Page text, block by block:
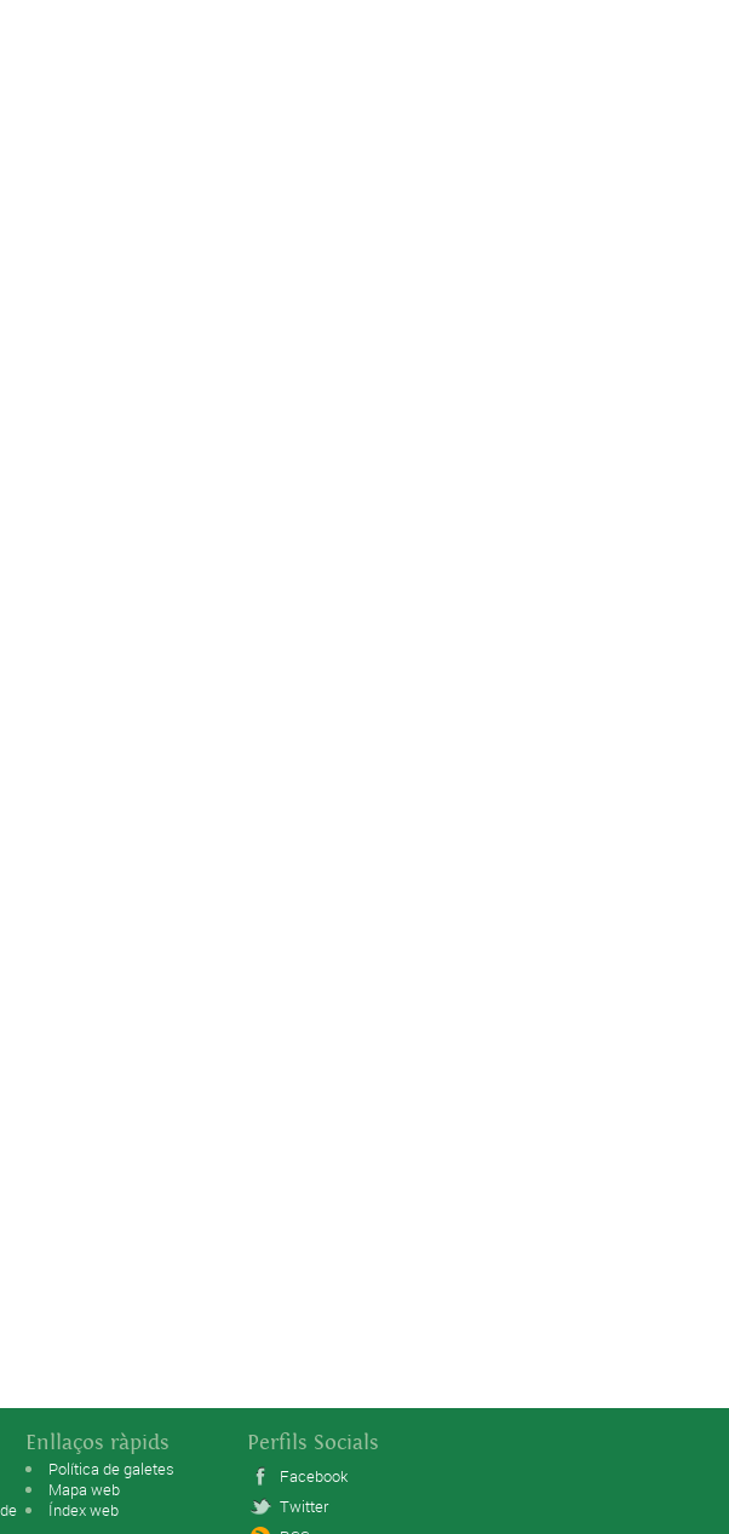
Enllaços ràpids
Política de galetes
Mapa web
Índex web
Perfils Socials
Facebook
Twitter